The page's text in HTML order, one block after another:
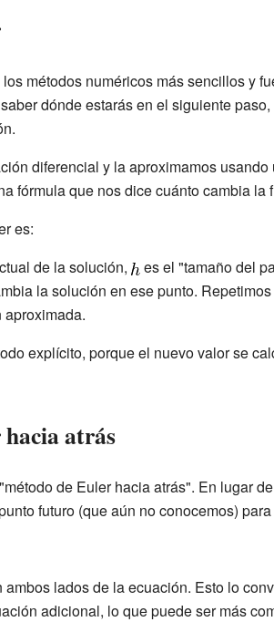
métodos numéricos más sencillos y
dónde estarás en el siguiente
diferencial y la aproximamos
fórmula que nos dice cuánto cambia
es:
de la solución, es el "tamaño del
la solución en ese punto.
explícito, porque el nuevo valorse
atrás
de Euler hacia atrás". En lugar
futuro (que aún no conocemos)
ambos lados de la ecuación. Esto lo
adicional, lo que puede ser más